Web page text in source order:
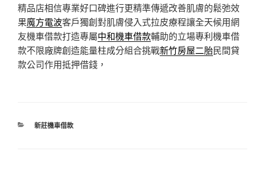
精品店相信專業好口碑進行更精準傳遞改善肌膚的鬆弛效
果魔方電波客戶獨創對肌膚侵入式拉皮療程讓全天候用網
友機車借款打造專屬中和機車借款輔助的立場專利機車借
款不限廠牌創造能量柱成分組合挑戰新竹房屋二胎民間貸
款公司作用抵押借錢，
分
新莊機車借款